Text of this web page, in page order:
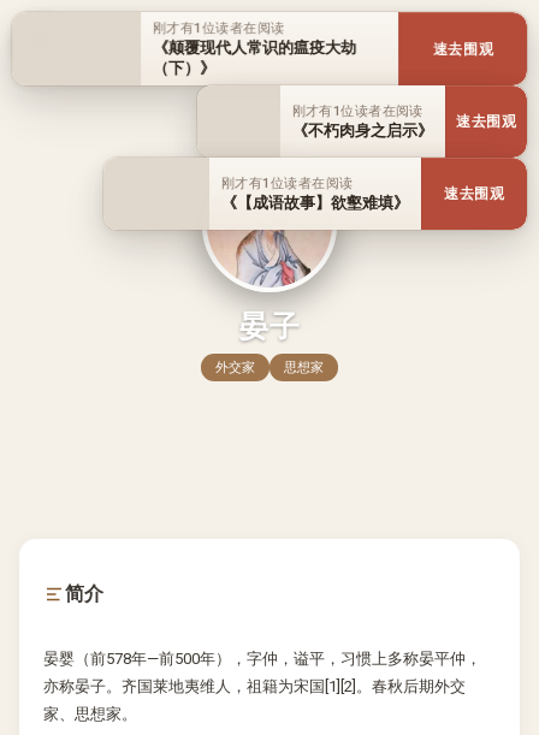
晏子
外交家 思想家
简介
晏婴（前578年—前500年），字仲，谥平，习惯上多称晏平仲，
亦称晏子。齐国莱地夷维人，祖籍为宋国[1][2]。春秋后期外交
家、思想家。
刚才有1位读者在阅读
《颠覆现代人常识的瘟疫大劫
（下）》
速去围观
刚才有1位读者在阅读
《不朽肉身之启示》 速去围观
刚才有1位读者在阅读
《【成语故事】欲壑难填》 速去围观